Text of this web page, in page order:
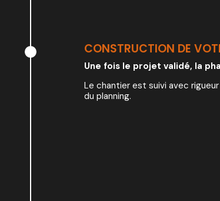
CONSTRUCTION DE
Une fois le projet validé, la
Le chantier est suivi avec
du planning.